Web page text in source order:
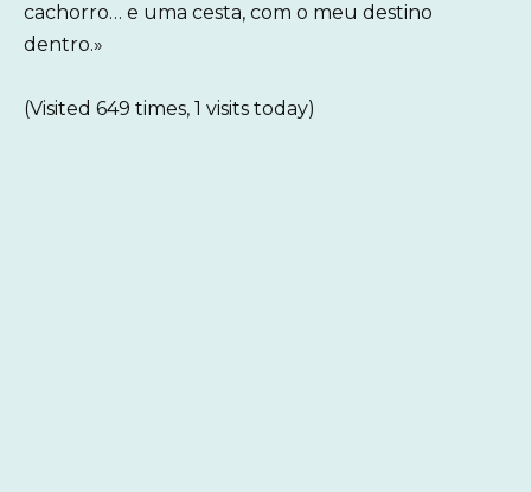
cachorro… e uma cesta, com o meu destino
dentro.»
(Visited 649 times, 1 visits today)